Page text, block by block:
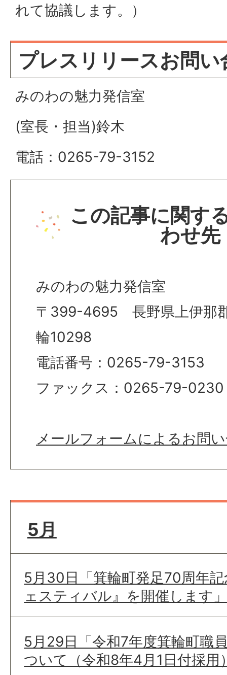
れて協議します。）
プレスリリースお問い
みのわの魅力発信室
(室長・担当)鈴木
電話：0265-79-3152
この記事に関す
わせ先
みのわの魅力発信室
〒399-4695 長野県上伊那
輪10298
電話番号：0265-79-3153
ファックス：0265-79-0230
メールフォームによるお問
5月
5月30日「箕輪町発足70周年
ェスティバル』を開催します
5月29日「令和7年度箕輪町職
ついて（令和8年4月1日付採用